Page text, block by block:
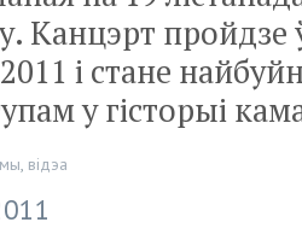
Канцэрт пройдзе
2011 і стане
у гісторыі
, відэа